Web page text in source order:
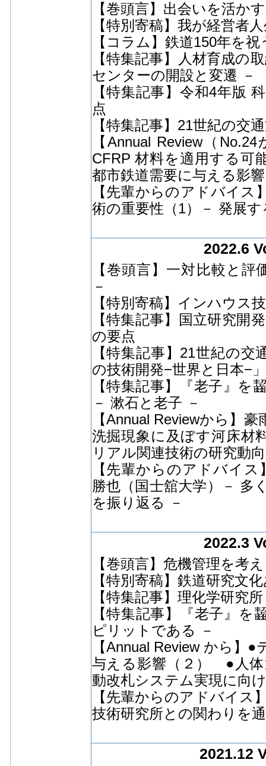
【巻頭言】出会いを活かす
【特別寄稿】我が経営者
【コラム】鉄道150年を祝
【特集記事】人材育成の
センターの開設と変遷 －
【特集記事】令和4年版
点
【特集記事】21世紀の交
【Annual Review（
CFRP 材料を適用する
都市鉄道需要に与える影
【先輩からのアドバイス
術の重要性（1）－ 発展
2022.6
【巻頭言】一対比較と
－
【特別寄稿】インハウス
【特集記事】国立研究
の要点
【特集記事】21世紀の
の技術開発−世界と日本−
【特集記事】『⽼⼦』を
－ 漱石と老子 －
【Annual Reviewから】
洗掘現象に及ぼす河床
リアル関連技術の研究動
【先輩からのアドバイ
勝也（国士舘大学）－ 多
を振り返る －
2022.3
【巻頭言】危機管理を考
【特別寄稿】鉄道研究⽂
【特集記事】理化学研究
【特集記事】『⽼⼦』
ピリットである －
【Annual Review から】
与える影響（２） ●⼈体
動改札システム実現に向
【先輩からのアドバイ
技術研究所との関わりを
2021.12